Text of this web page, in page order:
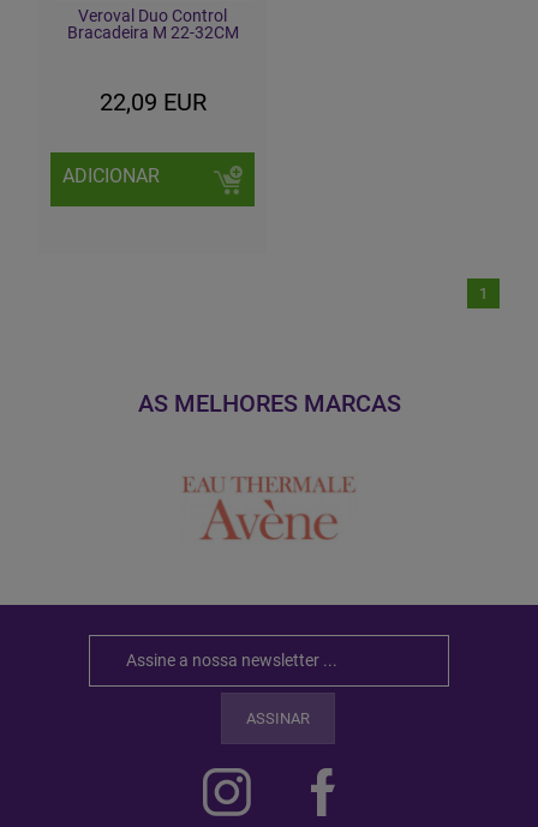
Veroval Duo Control
Bracadeira M 22-32CM
22,09 EUR
ADICIONAR
1
AS MELHORES MARCAS
ASSINAR